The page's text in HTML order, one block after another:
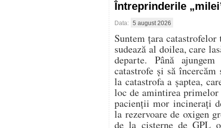
Întreprinderile
Data: 5 august 2026
Suntem țara
sudează al doilea, care
departe. Până
catastrofe și să
la catastrofa a șaptea,
loc de amintirea
pacienții mor incinerați
la rezervoare de oxigen
de la cisterne de GPL